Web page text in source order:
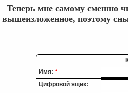
Теперь мне самому смешно
вышеизложенное, поэтому
Имя: *
Цифровой ящик: